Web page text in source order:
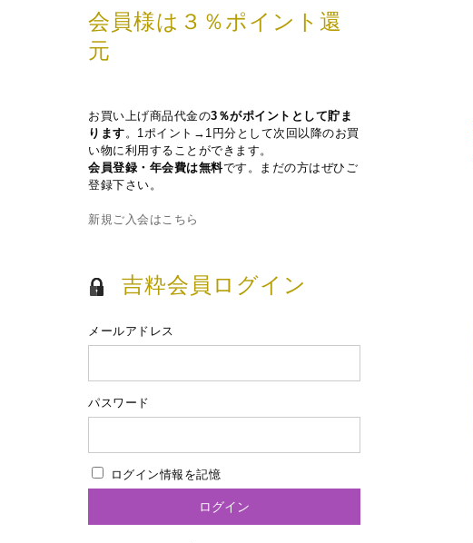
会員様は３％ポイント還
元
お買い上げ商品代金の3％がポイントとして貯ま
ります。1ポイント→1円分として次回以降のお買
い物に利用することができます。
会員登録・年会費は無料です。まだの方はぜひご
登録下さい。
新規ご入会はこちら
吉粋会員ログイン
メールアドレス
パスワード
ログイン情報を記憶